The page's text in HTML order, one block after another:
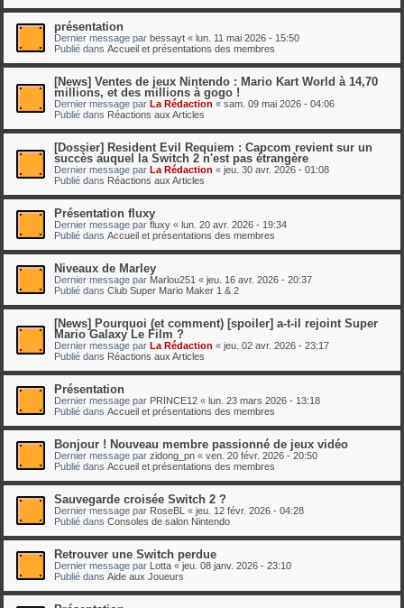
présentation
Dernier message par bessayt « lun. 11 mai 2026 - 15:50
Publié dans Accueil et présentations des membres
[News] Ventes de jeux Nintendo : Mario Kart World à 14,70
millions, et des millions à gogo !
Dernier message par La Rédaction « sam. 09 mai 2026 - 04:06
Publié dans Réactions aux Articles
[Dossier] Resident Evil Requiem : Capcom revient sur un
succès auquel la Switch 2 n'est pas étrangère
Dernier message par La Rédaction « jeu. 30 avr. 2026 - 01:08
Publié dans Réactions aux Articles
Présentation fluxy
Dernier message par fluxy « lun. 20 avr. 2026 - 19:34
Publié dans Accueil et présentations des membres
Niveaux de Marley
Dernier message par Marlou251 « jeu. 16 avr. 2026 - 20:37
Publié dans Club Super Mario Maker 1 & 2
[News] Pourquoi (et comment) [spoiler] a-t-il rejoint Super
Mario Galaxy Le Film ?
Dernier message par La Rédaction « jeu. 02 avr. 2026 - 23:17
Publié dans Réactions aux Articles
Présentation
Dernier message par PRINCE12 « lun. 23 mars 2026 - 13:18
Publié dans Accueil et présentations des membres
Bonjour ! Nouveau membre passionné de jeux vidéo
Dernier message par zidong_pn « ven. 20 févr. 2026 - 20:50
Publié dans Accueil et présentations des membres
Sauvegarde croisée Switch 2 ?
Dernier message par RoseBL « jeu. 12 févr. 2026 - 04:28
Publié dans Consoles de salon Nintendo
Retrouver une Switch perdue
Dernier message par Lotta « jeu. 08 janv. 2026 - 23:10
Publié dans Aide aux Joueurs